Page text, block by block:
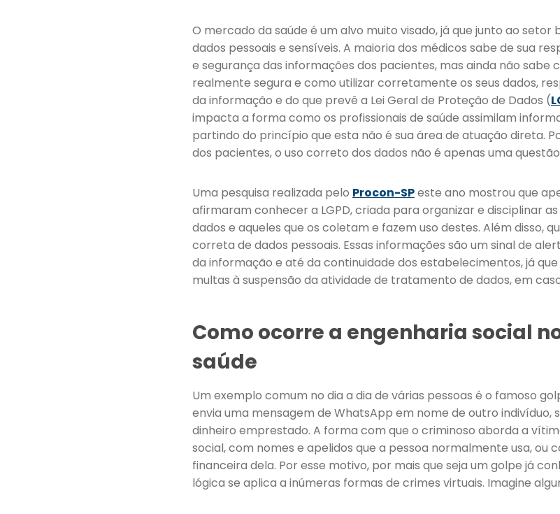
O mercado da saúde é um alvo muito visado, já que junto ao setor
dados pessoais e sensíveis. A maioria dos médicos sabe de sua
e segurança das informações dos pacientes, mas ainda não
realmente segura e como utilizar corretamente os seus dados,
da informação e do que prevê a Lei Geral de Proteção de Dados (
impacta a forma como os profissionais de saúde assimilam
partindo do princípio que esta não é sua área de atuação direta.
dos pacientes, o uso correto dos dados não é apenas uma
Uma pesquisa realizada pelo Procon-SPeste ano mostrou que
afirmaram conhecer a LGPD, criada para organizar e disciplinar
dados e aqueles que os coletam e fazem uso destes. Além disso,
correta de dados pessoais. Essas informações são um sinal de
da informação e até da continuidade dos estabelecimentos, já que
multas à suspensão da atividade de tratamento de dados, em
Como ocorre a engenharia social
saúde
Um exemplo comum no dia a dia de várias pessoas é o famoso
envia uma mensagem de WhatsApp em nome de outro indivíduo,
dinheiro emprestado. A forma com que o criminoso aborda a
social, com nomes e apelidos que a pessoa normalmente usa, ou
financeira dela. Por esse motivo, por mais que seja um golpe já
lógica se aplica a inúmeras formas de crimes virtuais. Imagine